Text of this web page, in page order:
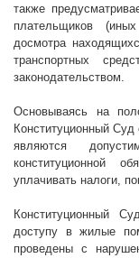
также
плательщиков
досмотра
транспортных
законодательством.
Основываясь на
Конституционный
являются
конституционной
уплачивать налоги,
Конституционный
доступу в жилые
проведены с